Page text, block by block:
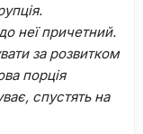
неї причетний.
за розвитком
порція
спустять на